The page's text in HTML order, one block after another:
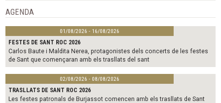
AGENDA
01/08/2026 - 16/08/2026
FESTES DE SANT ROC 2026
Carlos Baute i Maldita Nerea, protagonistes dels concerts de les festes
de Sant que començaran amb els trasllats del sant
02/08/2026 - 08/08/2026
TRASLLATS DE SANT ROC 2026
Les festes patronals de Burjassot comencen amb els trasllats de Sant